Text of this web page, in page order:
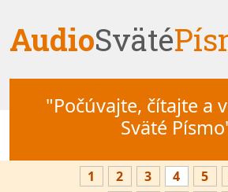
AudioSväté
"Počúvajte, čítajte a
Sväté
1 2 3 4 5